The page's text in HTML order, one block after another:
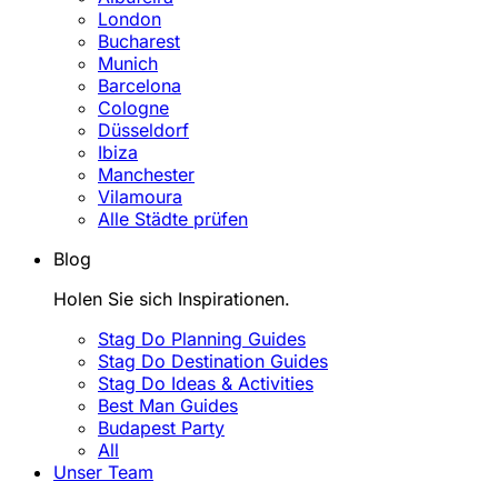
London
Bucharest
Munich
Barcelona
Cologne
Düsseldorf
Ibiza
Manchester
Vilamoura
Alle Städte prüfen
Blog
Holen Sie sich Inspirationen.
Stag Do Planning Guides
Stag Do Destination Guides
Stag Do Ideas & Activities
Best Man Guides
Budapest Party
All
Unser Team